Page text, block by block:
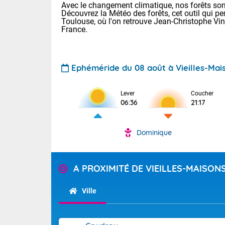
Pour la
Tendance
Avec le changement climatique, nos forêts
Découvrez la Météo des forêts, cet outil qui
Toulouse, où l'on retrouve Jean-Christophe
France.
Ephéméride du 08 août à Vieilles-
Lever
06:36
Coucher
21:17
Dominique
A PROXIMITÉ DE VIEILLES-
Ville
Voici les
: 13/28 Paris
Clermont-
Lille : 14/29
Aujourd'hui
Très